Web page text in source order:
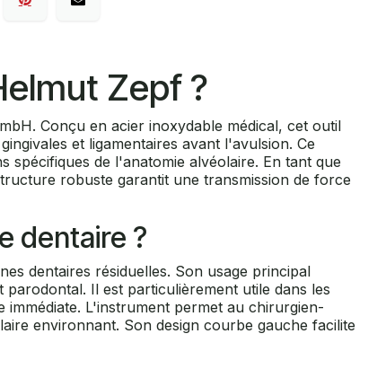
Zepf ?
Conçu en acier inoxydable médical, cet outil
et ligamentaires avant l'avulsion. Ce
spécifiques de l'anatomie alvéolaire. En tant que
robuste garantit une transmission de force
dentaire ?
dentaires résiduelles. Son usage principal
Il est particulièrement utile dans les
L'instrument permet au chirurgien-
environnant. Son design courbe gauche facilite